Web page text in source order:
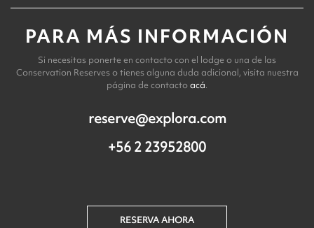
PARA MÁS INFORMACIÓN
Si necesitas ponerte en contacto con el lodge o una de las
Conservation Reserves o tienes alguna duda adicional, visita nuestra
página de contactoacá.
reserve@explora.com
+56 2 23952800
RESERVA AHORA